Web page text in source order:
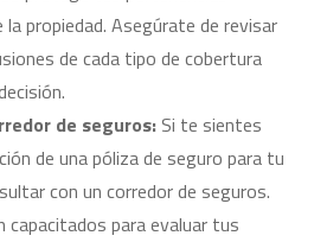
propiedad. Asegúrate de revisar
de cada tipo de cobertura
de seguros: Si te sientes
de una póliza de seguro para tu
con un corredor de seguros.
capacitados para evaluar tus